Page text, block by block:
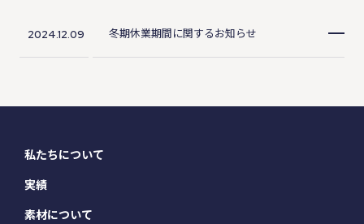
2024.12.09 冬期休業期間に関するお知らせ
私たちについて
実績
素材について